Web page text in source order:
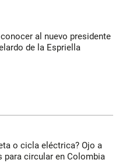
al nuevo presidente
de la Espriella
o cicla eléctrica? Ojo a
para circular en Colombia